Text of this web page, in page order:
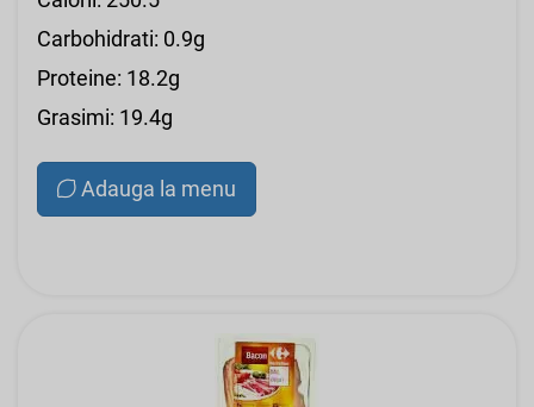
Carbohidrati: 0.9g
Proteine: 18.2g
Grasimi: 19.4g
Adauga la menu